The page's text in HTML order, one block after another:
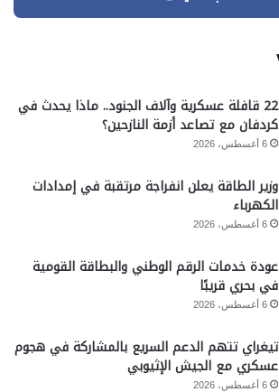
22 قافلة عسكرية وآلاف الجنود.. ماذا يحدث في
كردفان مع تصاعد أزمة النازحين؟
6 أغسطس، 2026
وزير الطاقة يعلن انفراجة مرتقبة في إمدادات
الكهرباء
6 أغسطس، 2026
عودة خدمات الرقم الوطني والبطاقة القومية
في بحري قريبًا
6 أغسطس، 2026
تيغراي تتهم الدعم السريع بالمشاركة في هجوم
عسكري مع الجيش الإثيوبي
6 أغسطس، 2026